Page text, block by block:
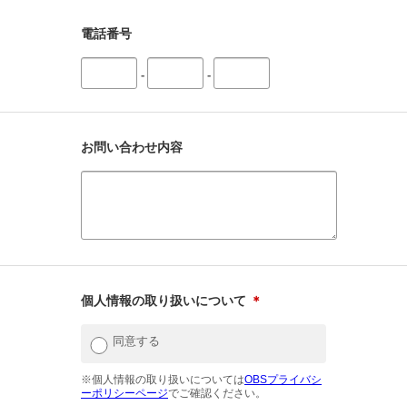
電話番号
- -
お問い合わせ内容
個人情報の取り扱いについて ＊
同意する
※個人情報の取り扱いについてはOBSプライバシ
ーポリシーページでご確認ください。